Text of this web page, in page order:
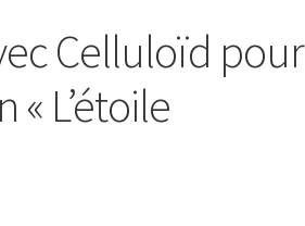
Celluloïd pour
L’étoile